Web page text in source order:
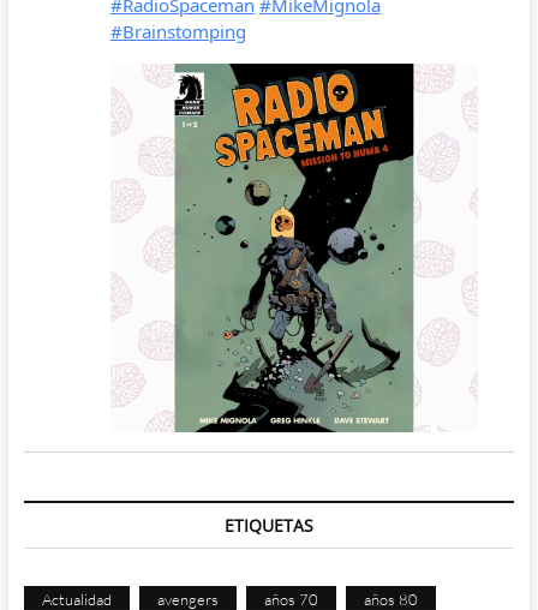
ETIQUETAS
Actualidad avengers años 70 años 80